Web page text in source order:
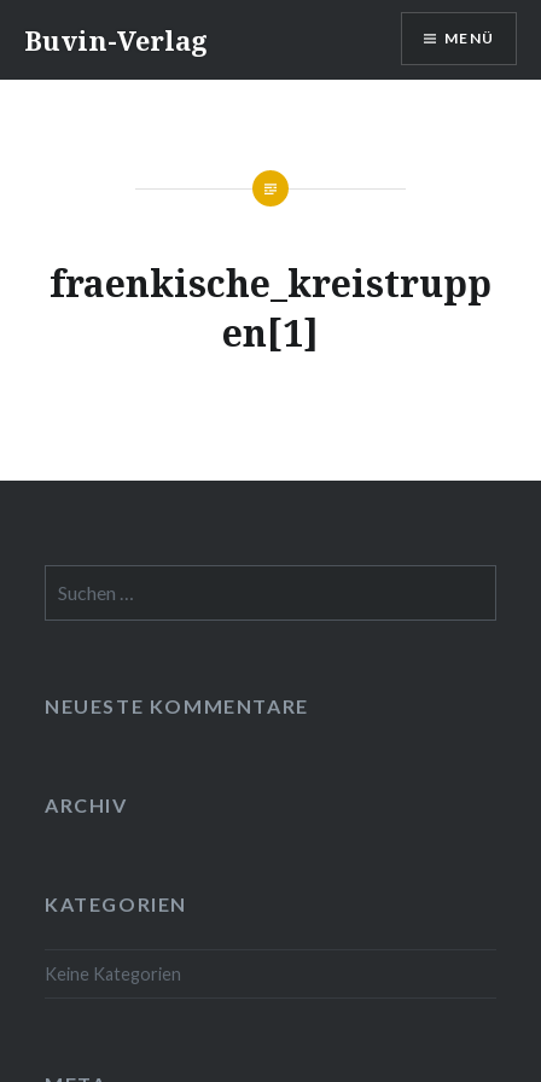
zum
Inhalt
Buvin-Verlag MENÜ
fraenkische_kreistrupp
en[1]
nach:
NEUESTE KOMMENTARE
ARCHIV
KATEGORIEN
Keine Kategorien